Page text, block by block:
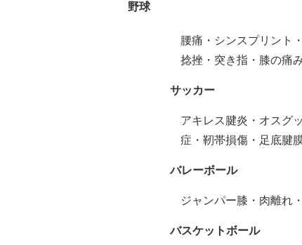
野球
腰痛・シンスプリント
捻挫・突き指・膝の痛
サッカー
アキレス腱炎・オスグ
症・靭帯損傷・足底腱
バレーボール
ジャンパー膝・肉離れ
バスケットボール